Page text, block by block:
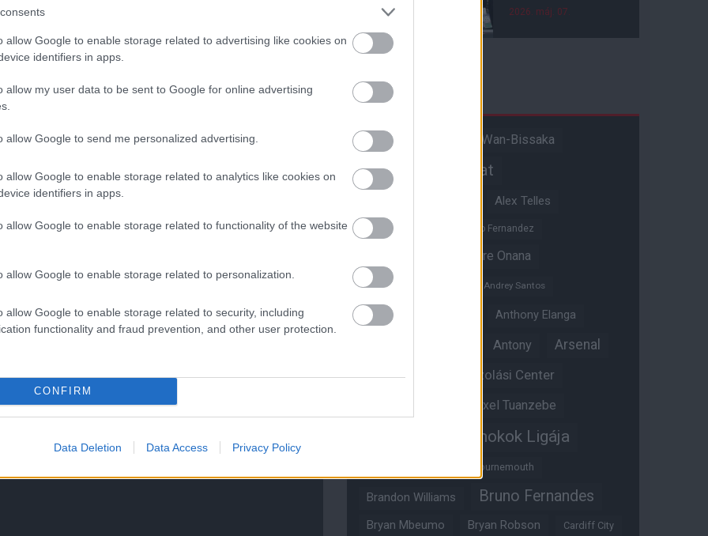
allow Google to enable storage related to advertising like cookies on
identifiers in apps.
allow my user data to be sent to Google for online advertising
allow Google to send me personalized advertising.
allow Google to enable storage related to analytics like cookies on
identifiers in apps.
allow Google to enable storage related to functionality of the website
allow Google to enable storage related to personalization.
allow Google to enable storage related to security, including
functionality and fraud prevention, and other user protection.
CONFIRM
Data Deletion Data Access Privacy Policy
2026. máj. 07.
Címkék
A hangadó Aaron Wan-Bissaka
Akadémiai csapat
Alex Telles
Altay Bayindir Alvaro Fernandez
Andre Onana
Andreas Pereira
Andrey Santos
Angol válogatott Anthony Elanga
Antony Arsenal
Aston Villa Átigazolási Center
Axel Tuanzebe
Bajnokok Ligája
Bournemouth
Brandon Williams Bruno Fernandes
Bryan Mbeumo Bryan Robson Cardiff City